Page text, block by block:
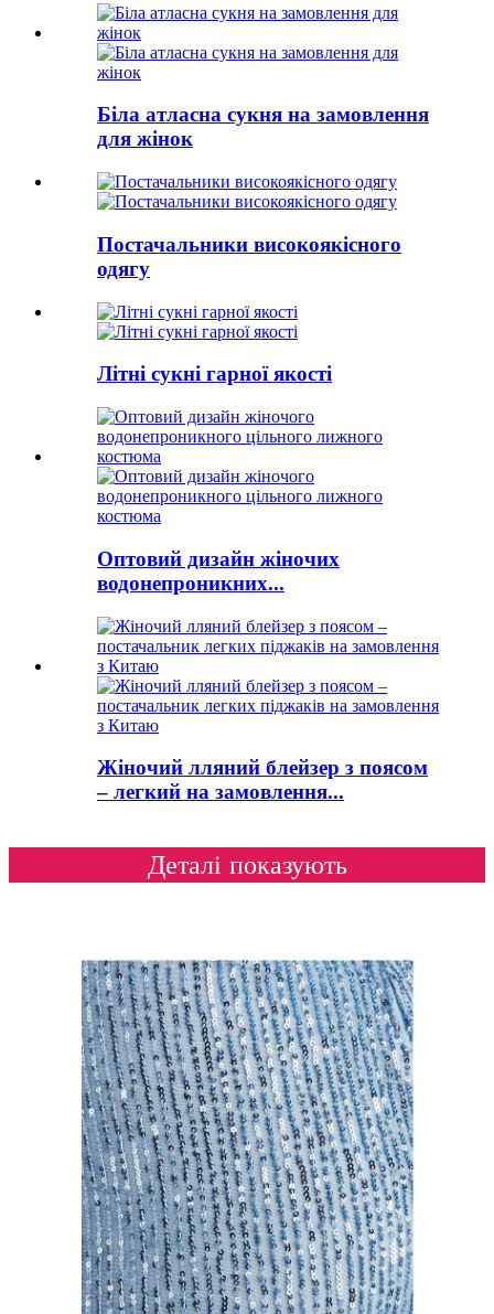
Біла атласна сукня на замовлення
для жінок
Постачальники високоякісного
одягу
Літні сукні гарної якості
Оптовий дизайн жіночих
водонепроникних...
Жіночий лляний блейзер з поясом
– легкий на замовлення...
Деталі показують